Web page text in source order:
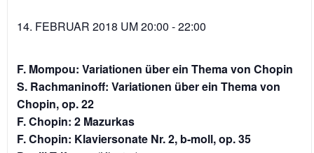
14. FEBRUAR 2018 UM 20:00 -22:00
F. Mompou: Variationen über ein Thema von Chopin
S. Rachmaninoff: Variationen über ein Thema von
Chopin, op. 22
F. Chopin: 2 Mazurkas
F. Chopin: Klaviersonate Nr. 2, b-moll, op. 35